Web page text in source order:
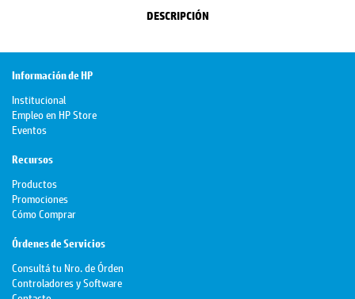
DESCRIPCIÓN
Información de HP
Institucional
Empleo en HP Store
Eventos
Recursos
Productos
Promociones
Cómo Comprar
Órdenes de Servicios
Consultá tu Nro. de Órden
Controladores y Software